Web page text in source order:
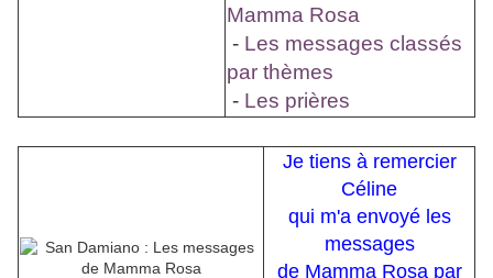
Mamma Rosa
- Les messages classés
par thèmes
- Les prières
Je tiens à remercier
Céline
qui m'a envoyé les
messages
de Mamma Rosa par